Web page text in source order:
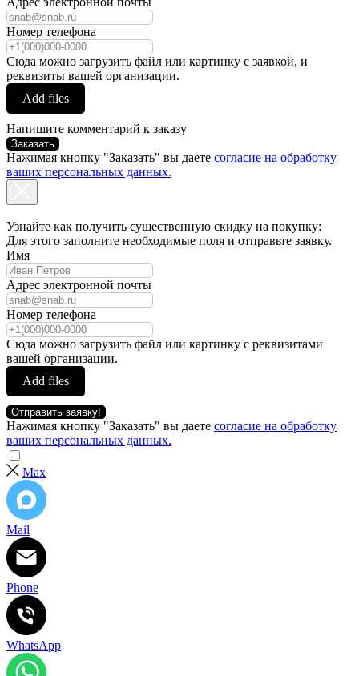
Номер телефона
Сюда можно загрузить файл или картинку с заявкой, и
реквизиты вашей организации.
Add files
Напишите комментарий к заказу
Заказать
Нажимая кнопку "Заказать" вы даете согласие на обработку
ваших персональных данных.
Узнайте как получить существенную скидку на покупку:
Для этого заполните необходимые поля и отправьте заявку.
Имя
Адрес электронной почты
Номер телефона
Сюда можно загрузить файл или картинку с реквизитами
вашей организации.
Add files
Отправить заявку!
Нажимая кнопку "Заказать" вы даете согласие на обработку
ваших персональных данных.
Max
Mail
Phone
WhatsApp